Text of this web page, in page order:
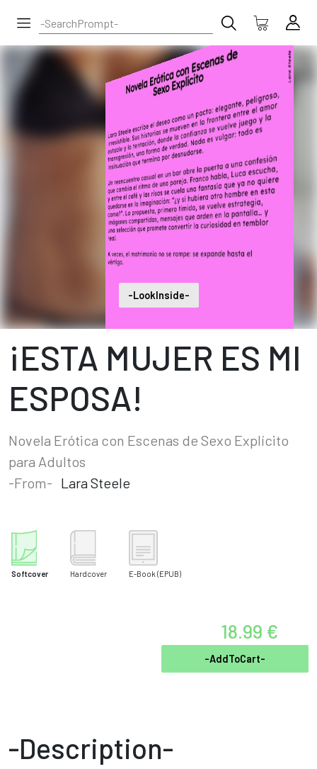
-LookInside-
¡ESTA MUJER ES MI
ESPOSA!
Novela Erótica con Escenas de Sexo Explícito
para Adultos
-From- Lara Steele
Softcover Hardcover E-Book (EPUB)
18.99 €
-AddToCart-
-Description-